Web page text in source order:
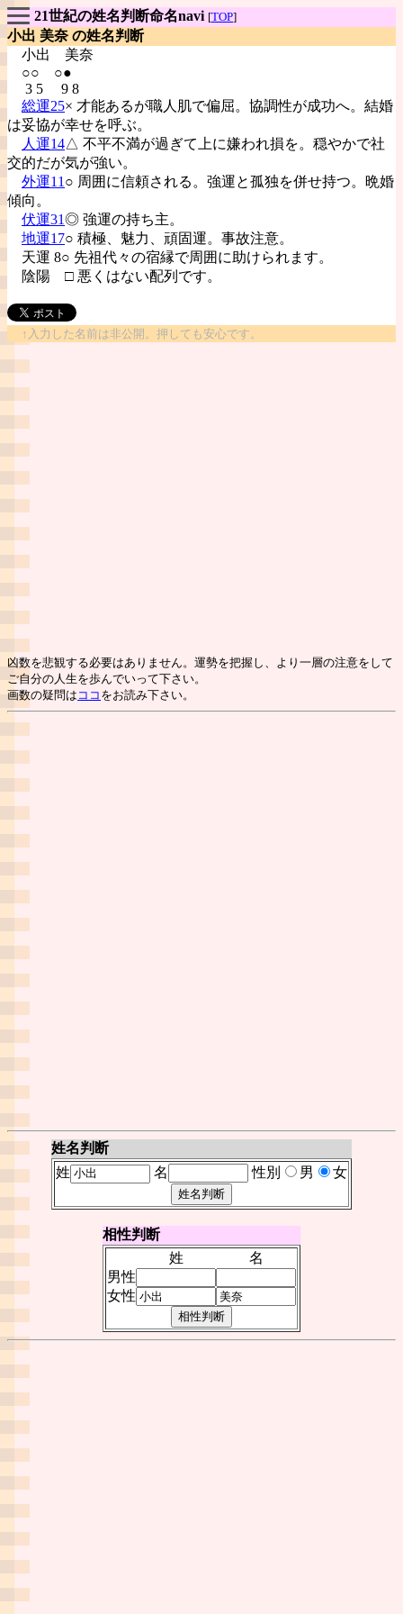
21世紀の姓名判断命名navi [TOP]
小出 美奈 の姓名判断
小出 美奈
○○ ○●
3 5 9 8
総運25× 才能あるが職人肌で偏屈。協調性が成功へ。結婚
は妥協が幸せを呼ぶ。
人運14△ 不平不満が過ぎて上に嫌われ損を。穏やかで社
交的だが気が強い。
外運11 ○ 周囲に信頼される。強運と孤独を併せ持つ。晩婚
傾向。
伏運31◎ 強運の持ち主。
地運17○ 積極、魅力、頑固運。事故注意。
天運 8○ 先祖代々の宿縁で周囲に助けられます。
陰陽 □ 悪くはない配列です。
↑入力した名前は非公開。押しても安心です。
凶数を悲観する必要はありません。運勢を把握し、より一層の注意をして
ご自分の人生を歩んでいって下さい。
画数の疑問は ココ をお読み下さい。
姓名判断
姓
名 性別 男 女
相性判断
姓
名
男性
女性